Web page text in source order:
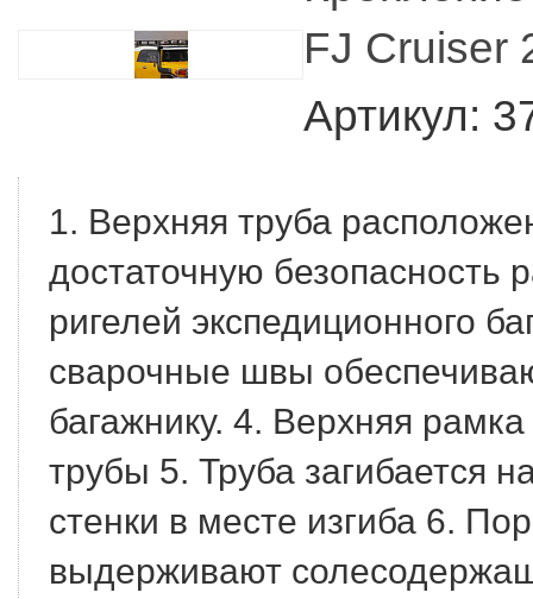
FJ Cruiser
Артикул:
1. Верхняя труба
достаточную безопасность
ригелей экспедиционного
сварочные швы
багажнику. 4. Верхняя
трубы 5. Труба загибается
стенки в месте изгиба 6.
выдерживают